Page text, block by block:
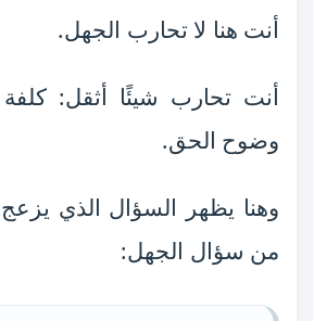
أنت هنا لا تحارب الجهل.
أنت تحارب شيئًا أثقل:
وضوح الحق.
وهنا يظهر السؤال الذي
من سؤال الجهل: